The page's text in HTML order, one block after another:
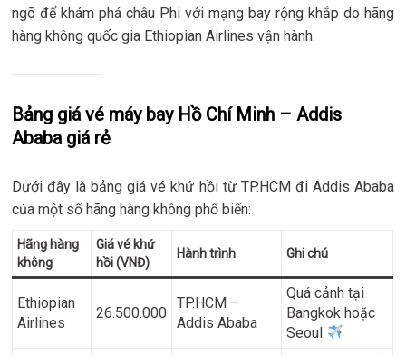
ngõ để khám phá châu Phi với mạng bay rộng khắp do hãng
hàng không quốc gia Ethiopian Airlines vận hành.
Bảng giá vé máy bay Hồ Chí Minh – Addis
Ababa giá rẻ
Dưới đây là bảng giá vé khứ hồi từ TP.HCM đi Addis Ababa
của một số hãng hàng không phổ biến:
Hãng hàng
không
Giá vé khứ
hồi (VNĐ)
Hành trình Ghi chú
Ethiopian
Airlines
26.500.000
TP.HCM –
Addis Ababa
Quá cảnh tại
Bangkok hoặc
Seoul